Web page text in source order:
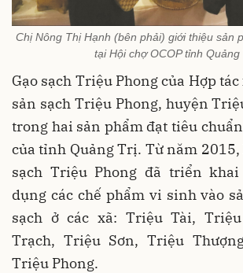
Chị Nông Thị Hạnh (bên phải) giới thiệu sản
tại Hội chợ OCOP tỉnh Quảng
Gạo sạch Triệu Phong của Hợp
sản sạch Triệu Phong, huyện
trong hai sản phẩm đạt tiêu
của tỉnh Quảng Trị. Từ năm 2015,
sạch Triệu Phong đã triển
dụng các chế phẩm vi sinh vào
sạch ở các xã: Triệu Tài,
Trạch, Triệu Sơn, Triệu
Triệu Phong.